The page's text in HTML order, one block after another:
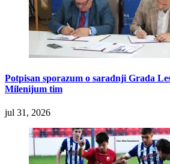
Potpisan sporazum o saradnji Grada
Milenijum tim
jul 31, 2026